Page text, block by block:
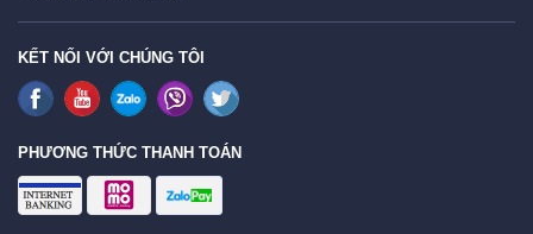
KẾT NỐI VỚI CHÚNG TÔI
PHƯƠNG THỨC THANH TOÁN